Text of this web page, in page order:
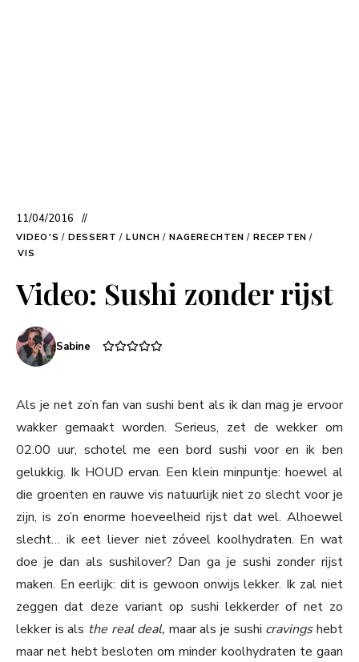
11/04/2016
VIDEO'S / DESSERT / LUNCH / NAGERECHTEN / RECEPTEN /
VIS
Video: Sushi zonder rijst
Sabine
Als je net zo’n fan van sushi bent als ik dan mag je ervoor
wakker gemaakt worden. Serieus, zet de wekker om
02.00 uur, schotel me een bord sushi voor en ik ben
gelukkig. Ik HOUD ervan. Een klein minpuntje: hoewel al
die groenten en rauwe vis natuurlijk niet zo slecht voor je
zijn, is zo’n enorme hoeveelheid rijst dat wel. Alhoewel
slecht… ik eet liever niet zóveel koolhydraten. En wat
doe je dan als sushilover? Dan ga je sushi zonder rijst
maken. En eerlijk: dit is gewoon onwijs lekker. Ik zal niet
zeggen dat deze variant op sushi lekkerder of net zo
lekker is als the real deal, maar als je sushi cravingshebt
maar net hebt besloten om minder koolhydraten te gaan